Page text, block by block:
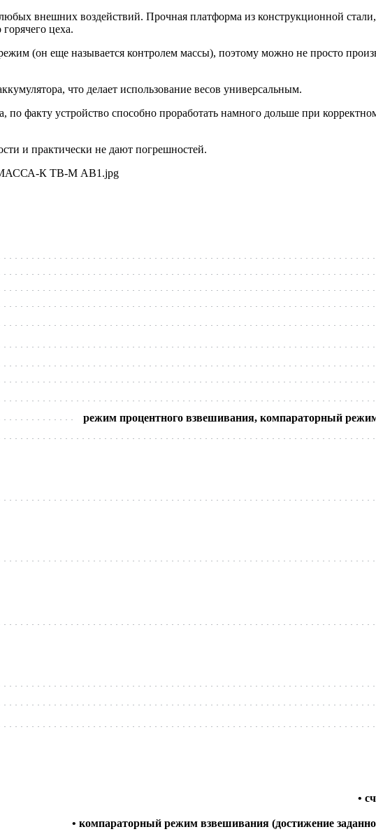
внешних воздействий. Прочная платформа из конструкционной
цеха.
(он еще называется контролем массы), поэтому можно не просто
что делает использование весов универсальным.
по факту устройство способно проработать намного дольше при
и практически не дают погрешностей.
режим процентного взвешивания, компараторный
•
• компараторный режим взвешивания (достижение